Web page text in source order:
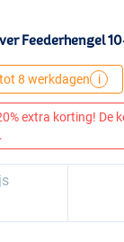
Feederhengel
8 werkdagen i
extra korting! De